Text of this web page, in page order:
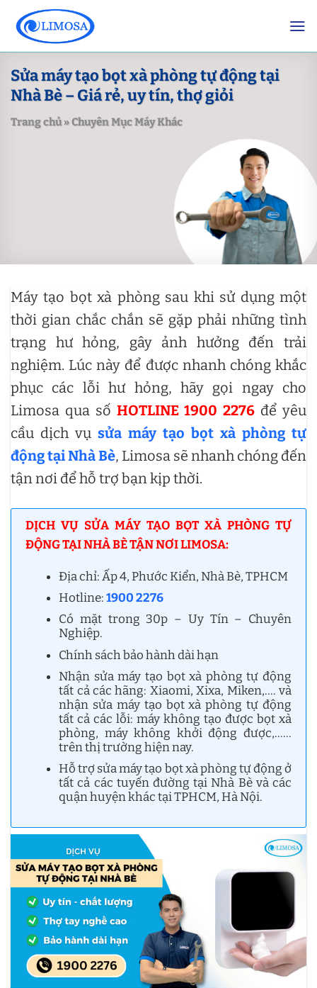
content
Sửa máy tạo bọt xà phòng tự động tại
Nhà Bè – Giá rẻ, uy tín, thợ giỏi
Trang chủ»Chuyên Mục Máy Khác
Máy tạo bọt xà phòng sau khi sử dụng một
thời gian chắc chắn sẽ gặp phải những tình
trạng hư hỏng, gây ảnh hưởng đến trải
nghiệm. Lúc này để được nhanh chóng khắc
phục các lỗi hư hỏng, hãy gọi ngay cho
Limosa qua số HOTLINE 1900 2276 để yêu
cầu dịch vụ sửa máy tạo bọt xà phòng tự
động tại Nhà Bè, Limosa sẽ nhanh chóng đến
tận nơi để hỗ trợ bạn kịp thời.
DỊCH VỤ SỬA MÁY TẠO BỌT XÀ PHÒNG TỰ
ĐỘNG TẠI NHÀ BÈ TẬN NƠI LIMOSA:
Địa chỉ: Ấp 4, Phước Kiển, Nhà Bè, TPHCM
Hotline:1900 2276
Có mặt trong 30p – Uy Tín – Chuyên
Nghiệp.
Chính sách bảo hành dài hạn
Nhận sửa máy tạo bọt xà phòng tự động
tất cả các hãng: Xiaomi, Xixa, Miken,…. và
nhận sửa máy tạo bọt xà phòng tự động
tất cả các lỗi: máy không tạo được bọt xà
phòng, máy không khởi động được,……
trên thị trường hiện nay.
Hỗ trợ sửa máy tạo bọt xà phòng tự động ở
tất cả các tuyến đường tại Nhà Bè và các
quận huyện khác tại TPHCM, Hà Nội.